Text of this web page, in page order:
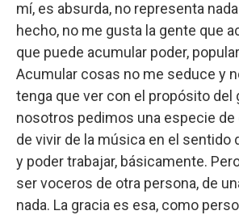
mí, es absurda, no representa
hecho, no me gusta la gente que
que puede acumular poder,
Acumular cosas no me seduce y
tenga que ver con el propósito del
nosotros pedimos una especie de
de vivir de la música en el sentido
y poder trabajar, básicamente.
ser voceros de otra persona, de
nada. La gracia es esa, como